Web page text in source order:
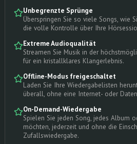
Unbegrenzte Sprünge
Überspringen Sie so viele Songs, wie
die volle Kontrolle über Ihre
Extreme Audioqualität
Streamen Sie Musik in der
für ein kristallklares Klangerlebnis.
Offline-Modus freigeschaltet
Laden Sie Ihre Wiedergabelisten
überall, ohne eine Internet- oder
On-Demand-Wiedergabe
Spielen Sie jeden Song, jedes Album
möchten, jederzeit und ohne die
Zufallswiedergabe.